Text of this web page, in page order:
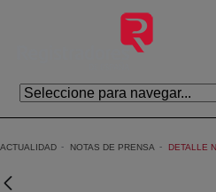
Saltar al contenido principal
ACTUALIDAD NOTAS DE PRENSA DETALLE